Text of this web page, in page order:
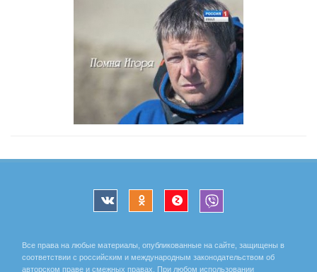
Все права на любые материалы, опубликованные на сайте, защищены в
соответствии с российским и международным законодательством об
авторском праве и смежных правах. При любом использовании